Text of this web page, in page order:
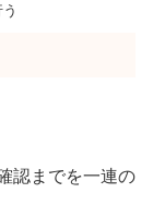
認までを一連の